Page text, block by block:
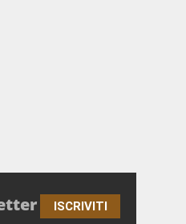
ISCRIVITI